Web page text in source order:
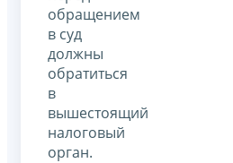
обращением
в суд
должны
обратиться
в
вышестоящий
налоговый
орган.